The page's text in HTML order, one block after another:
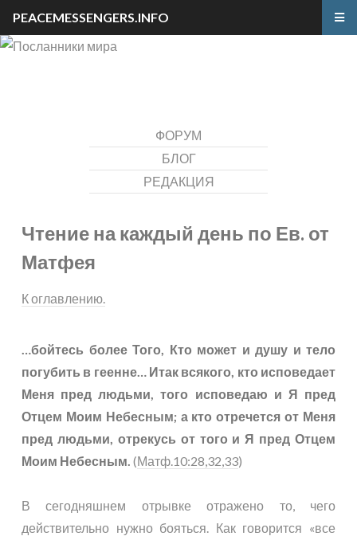
ФОРУМ
БЛОГ
РЕДАКЦИЯ
Чтение на каждый день по Ев. от
Матфея
К оглавлению.
…бойтесь более Того, Кто может и душу и тело
погубить в геенне… Итак всякого, кто исповедает
Меня пред людьми, того исповедаю и Я пред
Отцем Моим Небесным; а кто отречется от Меня
пред людьми, отрекусь от того и Я пред Отцем
Моим Небесным. (Матф.10:28,32,33)
В сегодняшнем отрывке отражено то, чего
действительно нужно бояться. Как говорится «все
PEACEMESSENGERS.INFO